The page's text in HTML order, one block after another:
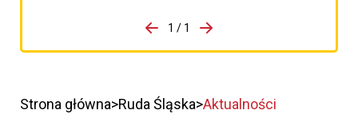
porzpedniego komunikatu
1 / 1
Przejdź do następnego
Strona główna Ruda Śląska Aktualności